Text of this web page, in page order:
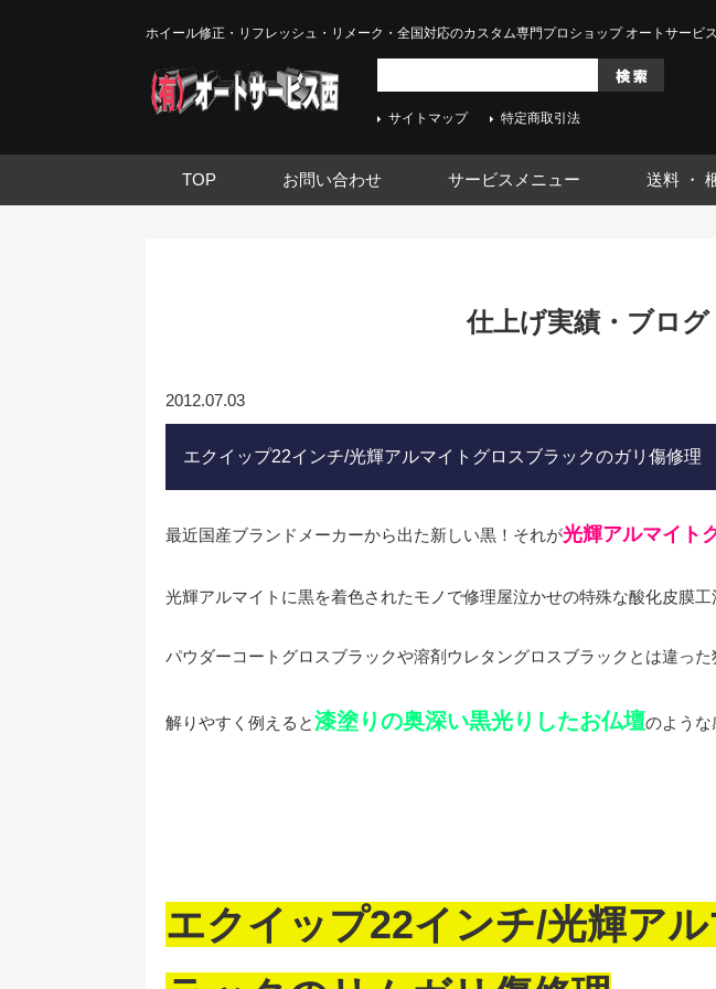
ホイール修正・リフレッシュ・リメーク・全国対応のカスタム専門プロショップ オートサービ
サイトマップ 特定商取引法
TOP お問い合わせ サービスメニュー 送料 ・
仕上げ実績・ブログ
2012.07.03
エクイップ22インチ/光輝アルマイトグロスブラックのガリ傷修理
最近国産ブランドメーカーから出た新しい黒！それが光輝アルマイト
光輝アルマイトに黒を着色されたモノで修理屋泣かせの特殊な酸化皮膜工
パウダーコートグロスブラックや溶剤ウレタングロスブラックとは違った
解りやすく例えると漆塗りの奥深い黒光りしたお仏壇のような
エクイップ22インチ/光輝ア